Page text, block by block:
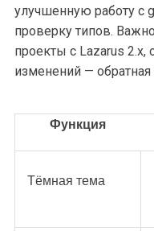
улучшенную работу с
проверку типов.
проекты с Lazarus 2.x,
изменений —
Функция
Тёмная тема